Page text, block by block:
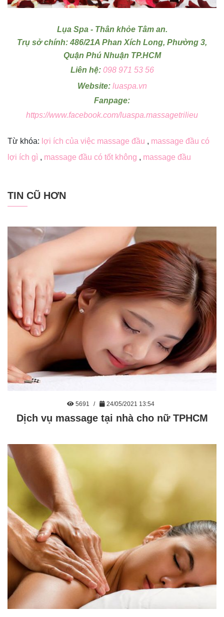
Lụa Spa - Thân khỏe Tâm an.
Trụ sở chính: 486/21A Phan Xích Long, Phường 3,
Quận Phú Nhuận TP.HCM
Liên hệ: 098 971 53 56
Website: luaspa.vn
Fanpage:
https://www.facebook.com/luaspa.massagetrilieu
Từ khóa: lợi ích của việc massage đầu , massage đầu có
lợi ích gì , massage đầu có tốt không , massage đầu
TIN CŨ HƠN
5691 24/05/2021 13:54
Dịch vụ massage tại nhà cho nữ TPHCM